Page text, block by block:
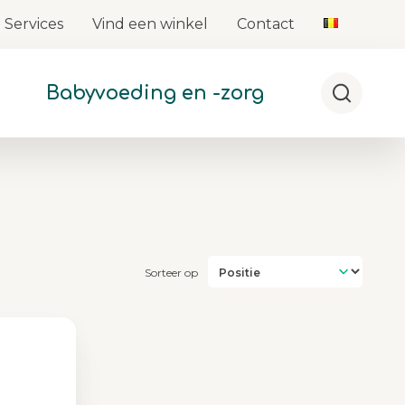
Services Vind een winkel Contact
Babyvoeding en -zorg Zoek
Sorteer op